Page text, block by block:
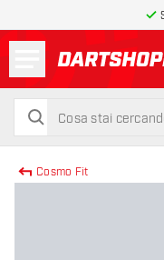
cerca
cerca
Cosmo Fit